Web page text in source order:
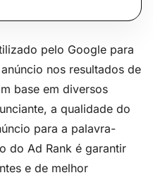
pelo Google para
nos resultados de
base em diversos
a qualidade do
para a palavra-
do Ad Rank é garantir
e de melhor